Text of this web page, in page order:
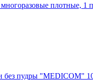
плотные, 1